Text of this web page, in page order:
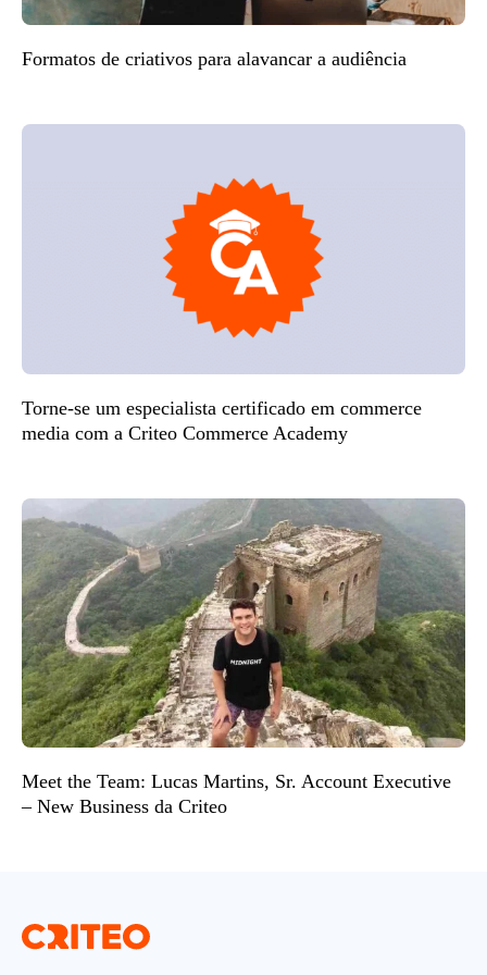
Formatos de criativos para alavancar a audiência
Torne-se um especialista certificado em commerce
media com a Criteo Commerce Academy
Meet the Team: Lucas Martins, Sr. Account Executive
– New Business da Criteo